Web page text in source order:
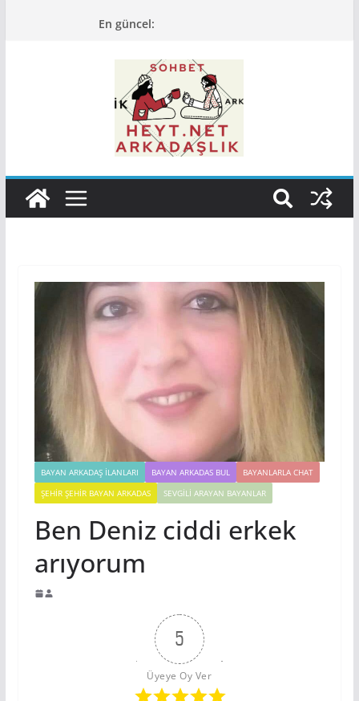
En güncel:
BAYAN ARKADAŞ İLANLARI BAYAN ARKADAS BUL
BAYANLARLA CHAT
ŞEHIR ŞEHIR BAYAN ARKADAS
SEVGILI ARAYAN BAYANLAR
Ben Deniz ciddi erkek
arıyorum
5
Üyeye Oy Ver